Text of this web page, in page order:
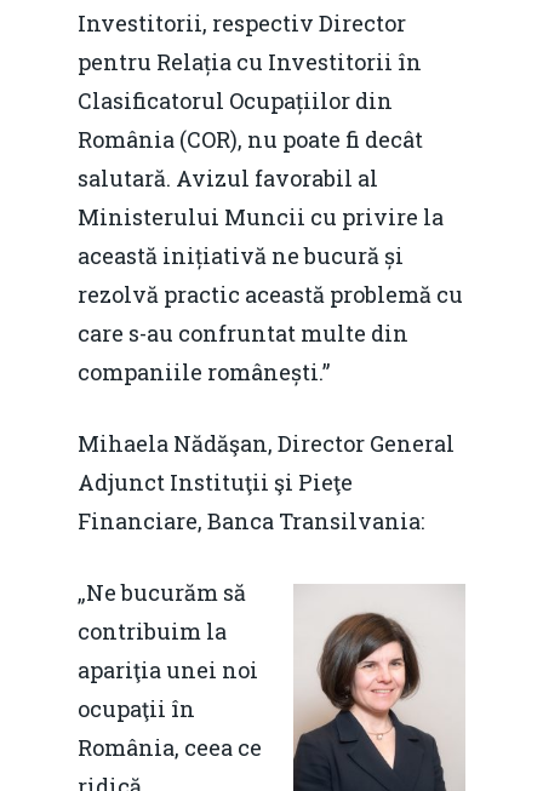
Investitorii, respectiv Director
pentru Relația cu Investitorii în
Clasificatorul Ocupațiilor din
România (COR), nu poate fi decât
salutară. Avizul favorabil al
Ministerului Muncii cu privire la
această inițiativă ne bucură și
rezolvă practic această problemă cu
care s-au confruntat multe din
companiile românești.”
Mihaela Nădăşan, Director General
Adjunct Instituţii şi Pieţe
Financiare, Banca Transilvania:
„Ne bucurăm să
contribuim la
apariţia unei noi
ocupaţii în
România, ceea ce